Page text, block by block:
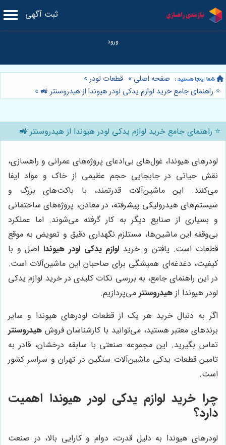
ثبت آگهی
صفحه اصلی » قطعات لودر»
⭐️ راهنمای جامع خرید لوازم یدکی لودر هیوندا از هیدروسنتر 🚜 »
⭐️ راهنمای جامع خرید لوازم یدکی لودر هیوندا از هیدروسنتر 🚜
لودرهای هیوندا، غول‌های بی‌ادعای پروژه‌های عمرانی و راهسازی،
نقش حیاتی در جابجایی حجم عظیمی از خاک و مواد ایفا
می‌کنند. این ماشین‌آلات قدرتمند، با باکت‌های بزرگ و
سیستم‌های هیدرولیکی پیشرفته، در معادن، پروژه‌های ساختمانی
و بسیاری از صنایع دیگر به کار گرفته می‌شوند. اما عملکرد
بی‌وقفه این ماشین‌ها، مستلزم نگهداری دقیق و تعویض به موقع
قطعات است. یافتن و خرید لوازم یدکی لودر هیوندااصل و با
کیفیت، دغدغه‌ای همیشگی برای صاحبان این ماشین‌آلات است.
در این راهنمای جامع، به بررسی نکات کلیدی در خرید لوازم یدکی
لودر هیوندا از هیدروسنتر می‌پردازیم.
اگر به دنبال خرید هر یک از قطعات لودرهای هیوندا و سایر
برندهای معتبر هستید، می‌توانید با کارشناسان فروش هیدروسنتر
تماس بگیرید. این مجموعه صنعتی با سابقه درخشان، قادر به
تامین قطعات یدکی ماشین‌آلات سنگین در تهران و سراسر کشور
است.
چرا خرید لوازم یدکی لودر هیوندا اهمیت
دارد؟
لودرهای هیوندا به دلیل قدرت، دوام و کارایی بالا، در صنعت